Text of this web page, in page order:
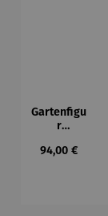
Gartenfigu
r
t Vogel -
Regulärer
94,00 €